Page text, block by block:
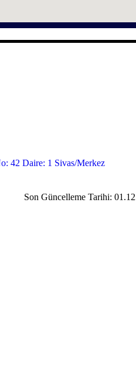
42 Daire: 1 Sivas/Merkez
Son Güncelleme Tarihi: